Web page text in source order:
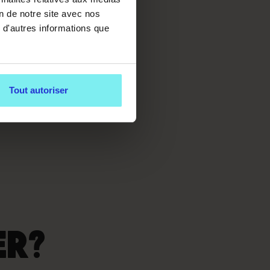
de notre site avec nos
informations que
Tout autoriser
traiter des
à la
Réel
au
il ne doit
le